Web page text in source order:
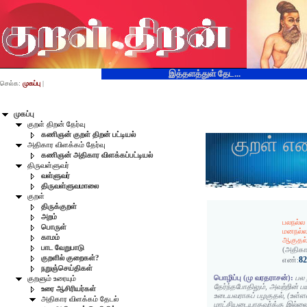
இத்தளத்துள் தேட...
முகப்பு
குறள் திறன் தேர்வு
கணிஞன் குறள் திறன் பட்டியல்
அதிகார விளக்கம் தேர்வு
கணிஞன் அதிகார விளக்கப்பட்டியல்
திருவள்ளுவர்
வள்ளுவர்
திருவள்ளுவமாலை
குறள்
திருக்குறள்
அறம்
பொருள்
காமம்
பாட வேறுபாடு
குறளில் குறைகள்?
நறுஞ்செய்திகள்
குறளும் உரையும்
உரை ஆசிரியர்கள்
அதிகார விளக்கம் தேடல்
செல்க: முகப்பு |
குறள்
பலநல்ல
ஆகுதல்
எண்:
பொழிப்பு (மு வரதராசன்): பல
தேர்ந்தபோதிலும், அவற்றின்
உடையவராகப் பழகுதல்,
மாட்சியடையாதவர்க்கு